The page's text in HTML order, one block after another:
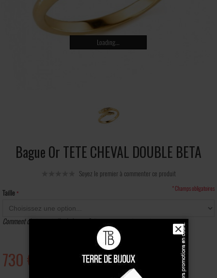
Loading...
Bague Or TETE CHEVAL DOUBLE BETA
Soyez le premier à commenter ce produit
Taille
Comment choisir sa taille de bague ?(Imprimer notre baguier)
* Champs obligatoires
730 €
✕